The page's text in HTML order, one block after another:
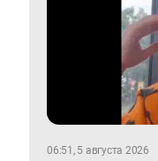
06:51, 5 августа 2026